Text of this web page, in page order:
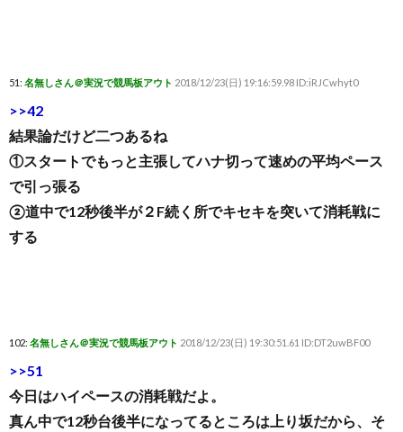
51: 名無しさん＠実況で競馬板アウト 2018/12/23(日) 19:16:59.98 ID:iRJCwhyt0
>>42
結果論だけど二つあるね
①スタートでもっと主張してハナ切って速めの平均ペース
で引っ張る
②道中で12秒後半が２F続く所でキセキを突いて消耗戦に
する
102: 名無しさん＠実況で競馬板アウト 2018/12/23(日) 19:30:51.61 ID:DT2uwBF00
>>51
今日はハイペースの消耗戦だよ。
真ん中で12秒台後半になってるところは上り坂だから、そ